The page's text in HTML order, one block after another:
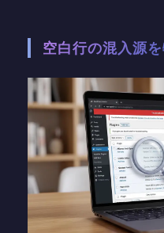
空白行の混入源